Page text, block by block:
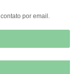
por email.